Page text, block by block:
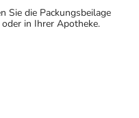
Sie die Packungsbeilage
in Ihrer Apotheke.